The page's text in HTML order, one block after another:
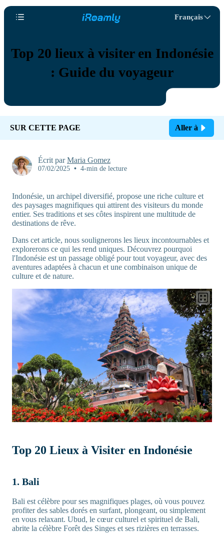
Français
Top 20 lieux à visiter en Indonésie
: Guide du voyageur
SUR CETTE PAGE Aller à
Écrit parMaria Gomez
07/02/2025 • 4-min de lecture
Indonésie, un archipel diversifié, propose une riche culture et
des paysages magnifiques qui attirent des visiteurs du monde
entier. Ses traditions et ses côtes inspirent une multitude de
destinations de rêve.
Dans cet article, nous soulignerons les lieux incontournables et
explorerons ce qui les rend uniques. Découvrez pourquoi
l'Indonésie est un passage obligé pour tout voyageur, avec des
aventures adaptées à chacun et une combinaison unique de
culture et de nature.
Top 20 Lieux à Visiter en Indonésie
1. Bali
Bali est célèbre pour ses magnifiques plages, où vous pouvez
profiter des sables dorés en surfant, plongeant, ou simplement
en vous relaxant. Ubud, le cœur culturel et spirituel de Bali,
abrite la célèbre Forêt des Singes et ses rizières en terrasses.